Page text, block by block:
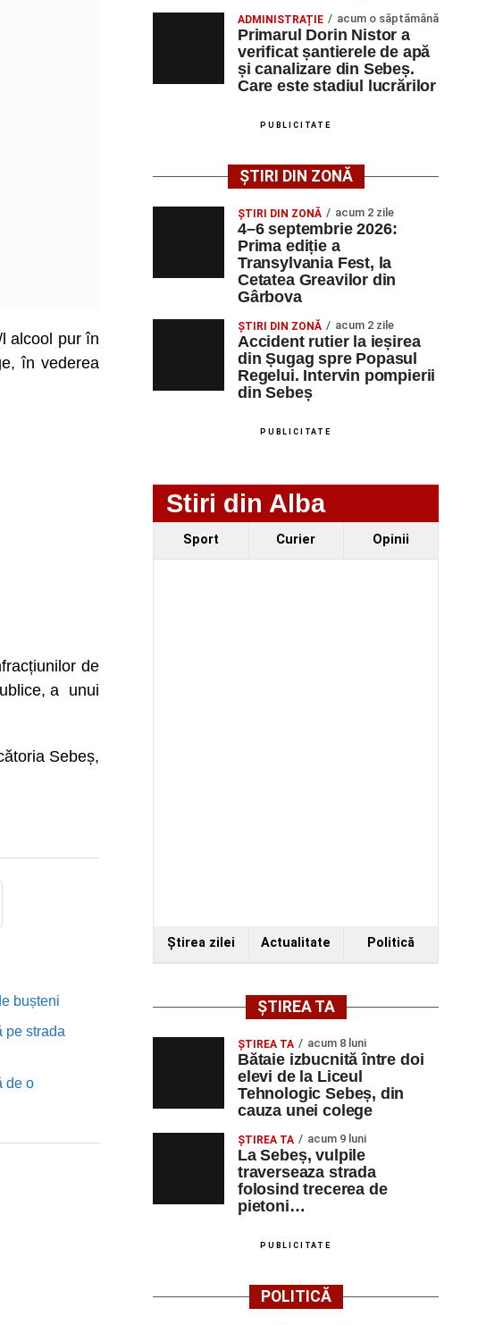
alcool pur în
în vederea
de
a unui
Sebeș,
bușteni
pe strada
de o
ADMINISTRAȚIE acum o săptămână
Primarul Dorin Nistor a
verificat șantierele de apă
și canalizare din Sebeș.
Care este stadiul lucrărilor
PUBLICITATE
ȘTIRI DIN ZONĂ
ȘTIRI DIN ZONĂ acum 2 zile
4–6 septembrie 2026:
Prima ediție a
Transylvania Fest, la
Cetatea Greavilor din
Gârbova
ȘTIRI DIN ZONĂ acum 2 zile
Accident rutier la ieșirea
din Șugag spre Popasul
Regelui. Intervin pompierii
din Sebeș
PUBLICITATE
Stiri din Alba
Sport Curier Opinii
Ştirea zilei Actualitate Politică
ȘTIREA TA
ŞTIREA TA acum 8 luni
Bătaie izbucnită între doi
elevi de la Liceul
Tehnologic Sebeș, din
cauza unei colege
ŞTIREA TA acum 9 luni
La Sebeș, vulpile
traverseaza strada
folosind trecerea de
pietoni…
PUBLICITATE
POLITICĂ